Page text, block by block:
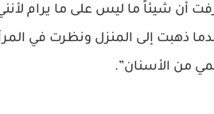
أن شيئاً ما ليس على ما يرام
ذهبت إلى المنزل ونظرت في
من الأسنان”.